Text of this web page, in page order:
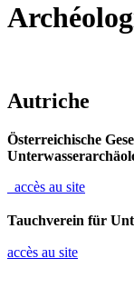
Autriche
Österreichische
accès au site
Tauchverein für
accès au site